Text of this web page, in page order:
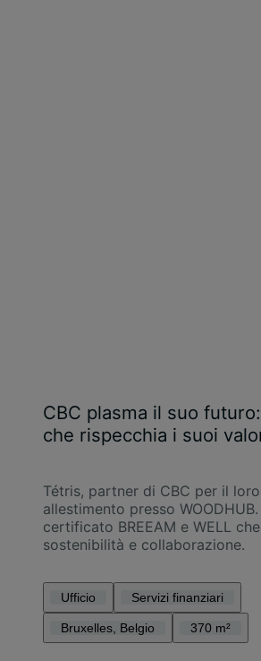
CBC plasma il suo
che rispecchia i suoi
Tétris, partner di CBC per il
allestimento presso
certificato BREEAM e WELL
sostenibilità e collaborazione.
Ufficio Servizi finanziari
Bruxelles, Belgio 370 m²